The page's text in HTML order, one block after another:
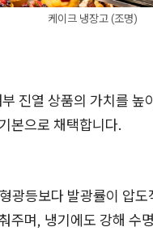
케이크 냉장고 (조명)
진열 상품의 가치를 높
본으로 채택합니다.
광등보다 발광률이 압도
주며, 냉기에도 강해 수